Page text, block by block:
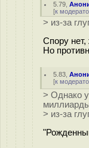
5.79 ,
[к
> из-за
Спору нет,
Но
5.83 ,
[к
> Однако
> из-за